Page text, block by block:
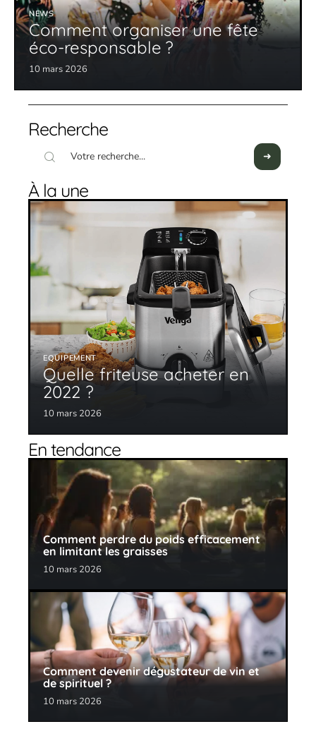
NEWS
Comment organiser une fête
éco-responsable ?
10 mars 2026
Recherche
À la une
EQUIPEMENT
Quelle friteuse acheter en
2022 ?
10 mars 2026
En tendance
Comment perdre du poids efficacement
en limitant les graisses
10 mars 2026
Comment devenir dégustateur de vin et
de spirituel ?
10 mars 2026